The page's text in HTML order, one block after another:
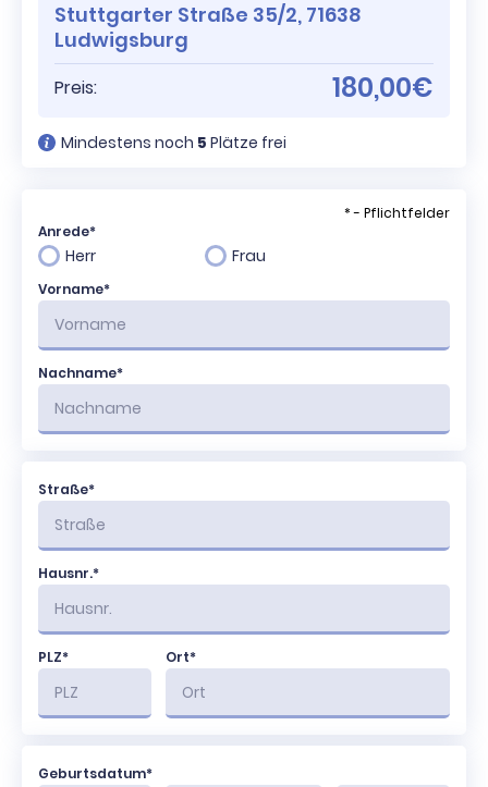
Stuttgarter Straße 35/2, 71638
Ludwigsburg
Preis: 180,00€
Mindestens noch 5 Plätze frei
* - Pflichtfelder
Anrede*
Herr Frau
Vorname*
Nachname*
Straße*
Hausnr.*
PLZ* Ort*
Geburtsdatum*